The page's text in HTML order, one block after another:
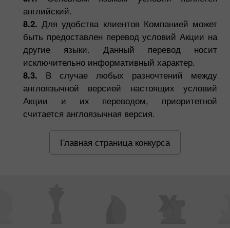
английский.
8.2. Для удобства клиентов Компанией может
быть предоставлен перевод условий Акции на
другие языки. Данный перевод носит
исключительно информативный характер.
8.3. В случае любых разночтений между
англоязычной версией настоящих условий
Акции и их переводом, приоритетной
считается англоязычная версия.
Главная страница конкурса